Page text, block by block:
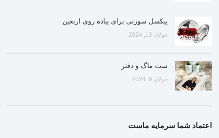
پیکسل سوزنی برای پیاده روی اربعین
جولای 13, 2024
ست ماگ و دفتر
جولای 9, 2024
اعتماد شما سرمایه ماست